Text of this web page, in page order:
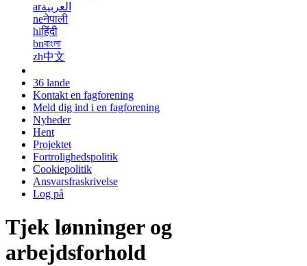
arالعربية
neनेपाली
hiहिंदी
bnবাংলা
zh中文
36 lande
Kontakt en fagforening
Meld dig ind i en fagforening
Nyheder
Hent
Projektet
Fortrolighedspolitik
Cookiepolitik
Ansvarsfraskrivelse
Log på
Tjek lønninger og
arbejdsforhold